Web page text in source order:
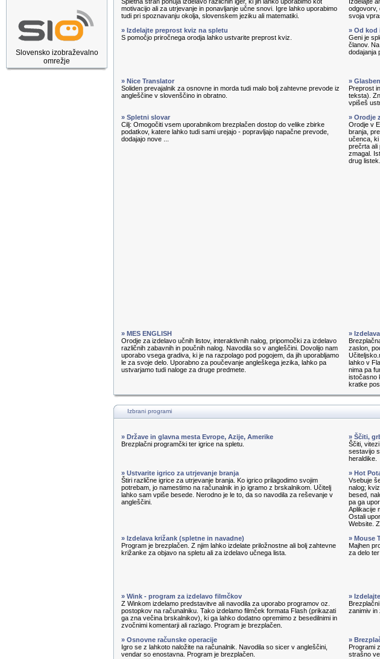
Slovensko izobraževalno
omrežje
motivacijo ali za utrjevanje in ponavljanje učne snovi. Igre lahko uporabimo
tudi pri spoznavanju okolja, slovenskem jeziku ali matematiki.
odgovorv,
svoja
» Izdelajte preprost kviz na spletu
S pomočjo priročnega orodja lahko ustvarite preprost kviz.
» Od kod
Geni je
članov.
dodajanja
» Nice Translator
Soliden prevajalnik za osnovne in morda tudi malo bolj zahtevne prevode iz
angleščine v slovenščino in obratno.
»
Preprost
teksta).
vpišeš
» Spletni slovar
Cilj: Omogočiti vsem uporabnikom brezplačen dostop do velike zbirke
podatkov, katere lahko tudi sami urejajo - popravljajo napačne prevode,
dodajajo nove ...
» Orodje
Orodje v
branja,
učenca, ki
prečrta ali
zmagal.
drug listek.
» MES ENGLISH
Orodje za izdelavo učnih listov, interaktivnih nalog, pripomočki za izdelavo
različnih zabavnih in poučnih nalog. Navodila so v angleščini. Dovolijo nam
uporabo vsega gradiva, ki je na razpolago pod pogojem, da jih uporabljamo
le za svoje delo. Uporabno za poučevanje angleškega jezika, lahko pa
ustvarjamo tudi naloge za druge predmete.
»
zaslon,
lahko v
nima pa
istočasno
kratke
Izbrani programi
» Države in glavna mesta Evrope, Azije, Amerike
Brezplačni programčki ter igrice na spletu.
» Ščiti,
Ščiti,
sestavijo
heraldike.
» Ustvarite igrico za utrjevanje branja
Štiri različne igrice za utrjevanje branja. Ko igrico prilagodimo svojim
potrebam, jo namestimo na računalnik in jo igramo z brskalnikom. Učitelj
lahko sam vpiše besede. Nerodno je le to, da so navodila za reševanje v
angleščini.
» Hot
Vsebuje
nalog;
besed,
pa ga
Aplikacije
Ostali
Website.
» Izdelava križank (spletne in navadne)
Program je brezplačen. Z njim lahko izdelate priložnostne ali bolj zahtevne
križanke za objavo na spletu ali za izdelavo učnega lista.
» Mouse
Majhen
za delo
» Wink - program za izdelavo filmčkov
Z Winkom izdelamo predstavitve ali navodila za uporabo programov oz.
postopkov na računalniku. Tako izdelamo filmček formata Flash (prikazati
ga zna večina brskalnikov), ki ga lahko dodatno opremimo z besedilnimi in
zvočnimi komentarji ali razlago. Program je brezplačen.
»
zanimiv in
» Osnovne računske operacije
Igro se z lahkoto naložite na računalnik. Navodila so sicer v angleščini,
vendar so enostavna. Program je brezplačen.
»
Programi
strašno